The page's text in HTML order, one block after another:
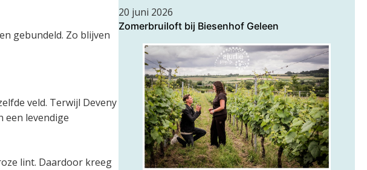
gebundeld. Zo blijven
veld. Terwijl Deveny
een levendige
lint. Daardoor kreeg
20 juni 2026
Zomerbruiloft bij Biesenhof Geleen